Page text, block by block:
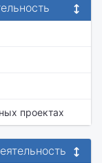
проектах